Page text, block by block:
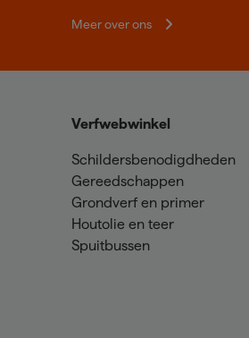
Meer over ons
Verfwebwinkel
Schildersbenodigdheden
Gereedschappen
Grondverf en primer
Houtolie en teer
Spuitbussen